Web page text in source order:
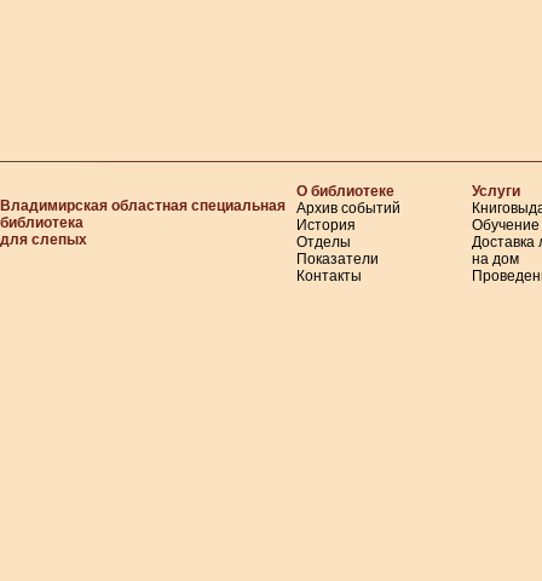
Владимирская областная специальная
библиотека
для слепых
О библиотеке
Архив событий
История
Отделы
Показатели
Контакты
Услуги
Обучение
Доставка
на дом